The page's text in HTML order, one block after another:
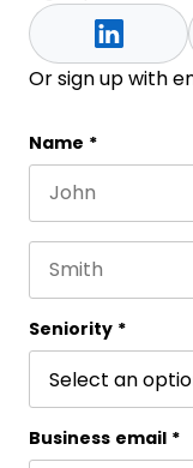
Or sign up with
Name
Este campo es
Name *
Seniority *
Business email *